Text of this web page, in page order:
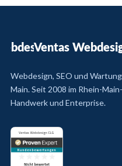
Ventas
Webdesign, SEO und
Main. Seit 2008 im Rhein-
Handwerk und Enterprise.